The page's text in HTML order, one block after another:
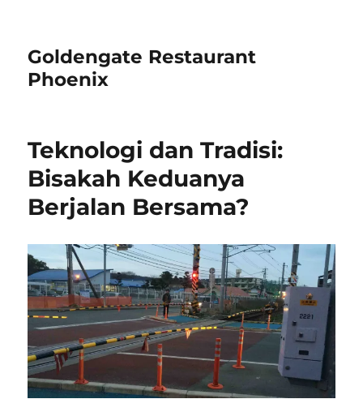
Goldengate Restaurant
Phoenix
Teknologi dan Tradisi:
Bisakah Keduanya
Berjalan Bersama?